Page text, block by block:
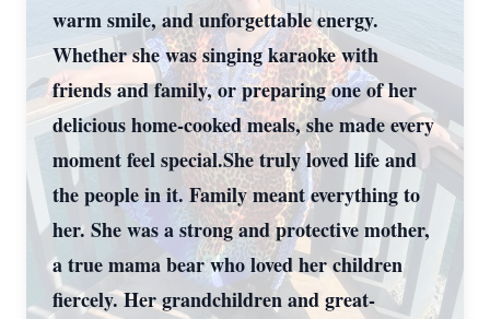
warm smile, and unforgettable energy.
Whether she was singing karaoke with
friends and family, or preparing one of her
delicious home-cooked meals, she made every
moment feel special.She truly loved life and
the people in it. Family meant everything to
her. She was a strong and protective mother,
a true mama bear who loved her children
fiercely. Her grandchildren and great-